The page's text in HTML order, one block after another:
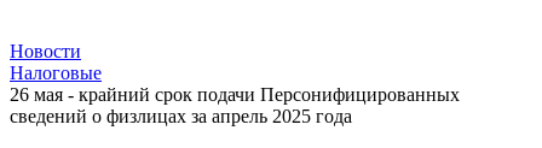
Новости
Налоговые
26 мая - крайний срок подачи Персонифицированных
сведений о физлицах за апрель 2025 года